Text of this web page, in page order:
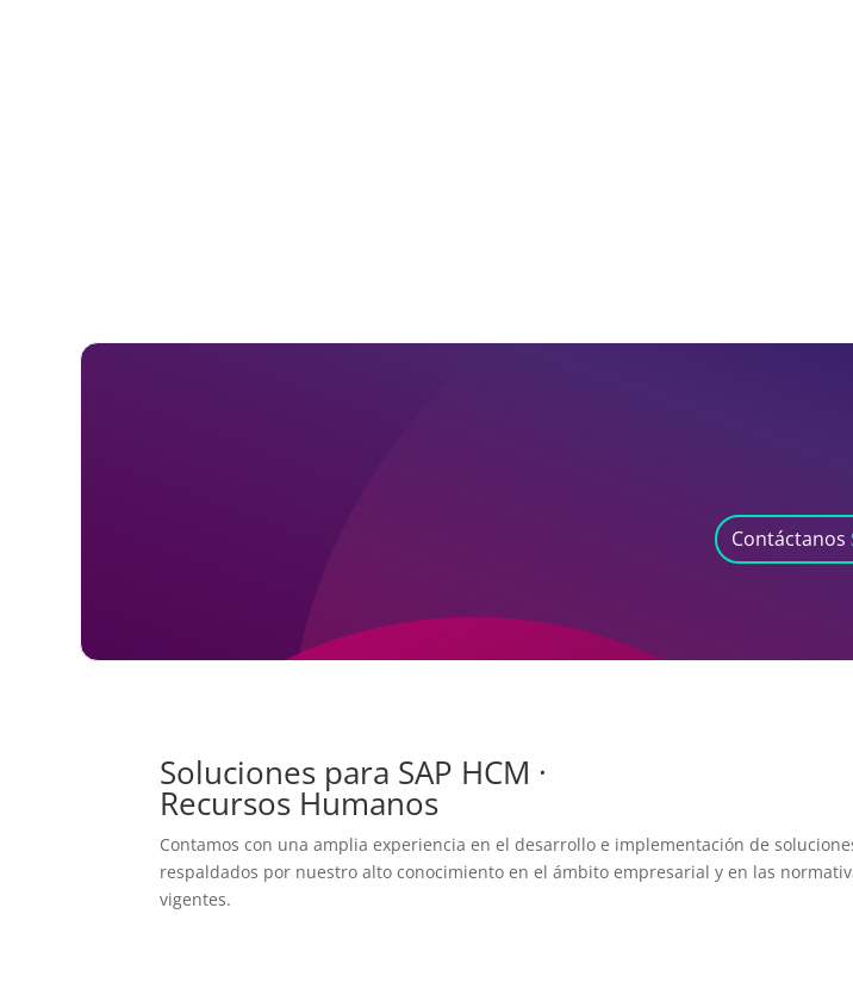
Contáctanos
Soluciones para SAP HCM ·
Recursos Humanos
Contamos con una amplia experiencia en el desarrollo e implementación de
respaldados por nuestro alto conocimiento en el ámbito empresarial y en las
vigentes.